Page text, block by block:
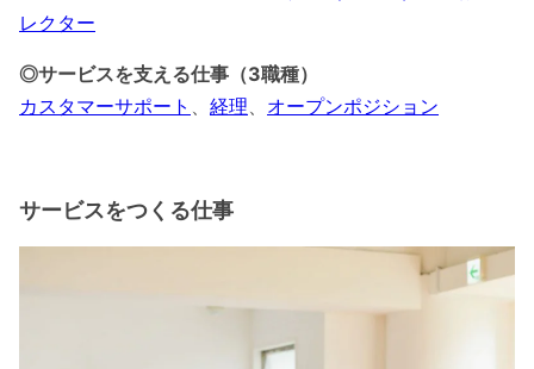
レクター
◎サービスを支える仕事（3職種）
カスタマーサポート 、 経理、 オープンポジション
サービスをつくる仕事